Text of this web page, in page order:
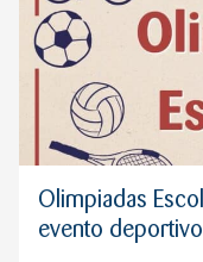
Olimpiadas
evento deportivo